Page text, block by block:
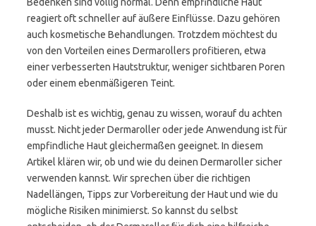
reagiert oft schneller auf äußere Einflüsse. Dazu gehören
auch kosmetische Behandlungen. Trotzdem möchtest du
von den Vorteilen eines Dermarollers profitieren, etwa
einer verbesserten Hautstruktur, weniger sichtbaren Poren
oder einem ebenmäßigeren Teint.
Deshalb ist es wichtig, genau zu wissen, worauf du achten
musst. Nicht jeder Dermaroller oder jede Anwendung ist für
empfindliche Haut gleichermaßen geeignet. In diesem
Artikel klären wir, ob und wie du deinen Dermaroller sicher
verwenden kannst. Wir sprechen über die richtigen
Nadellängen, Tipps zur Vorbereitung der Haut und wie du
mögliche Risiken minimierst. So kannst du selbst